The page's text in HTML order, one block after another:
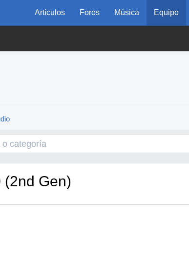
Artículos Foros Música Equipo
(2nd Gen)